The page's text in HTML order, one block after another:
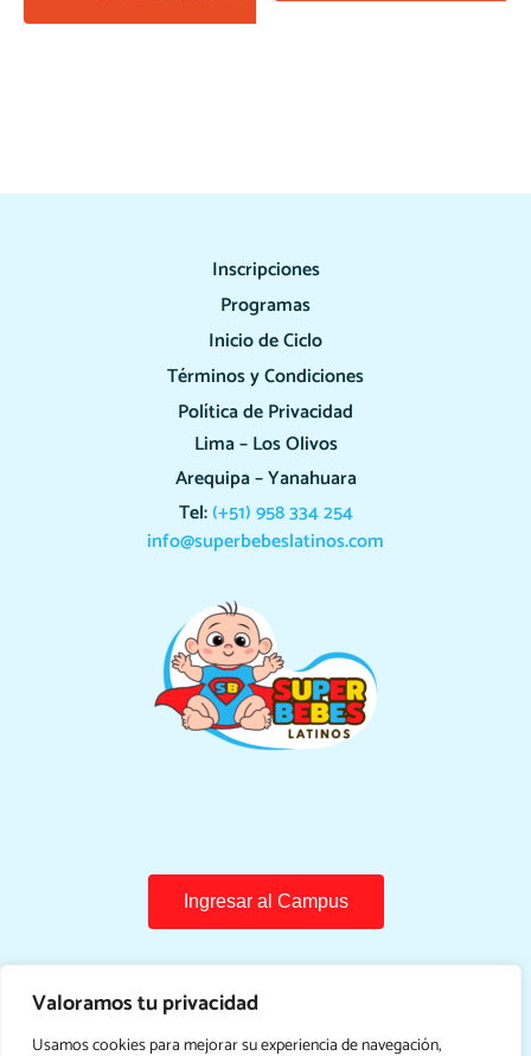
Valoramos tu privacidad
Usamos cookies para mejorar su experiencia de navegación,
Inscripciones
Programas
Inicio de Ciclo
Términos y Condiciones
Política de Privacidad
Lima – Los Olivos
Arequipa – Yanahuara
Tel:(+51) 958 334 254
info@superbebeslatinos.com
Ingresar al Campus